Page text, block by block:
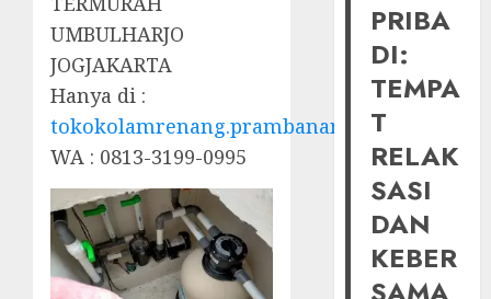
UMBULHARJO
JOGJAKARTA
Hanya di :
tokokolamrenang.prambananfamily.com
WA : 0813-3199-0995
PRIBA
DI:
TEMPA
T
RELAK
SASI
DAN
KEBER